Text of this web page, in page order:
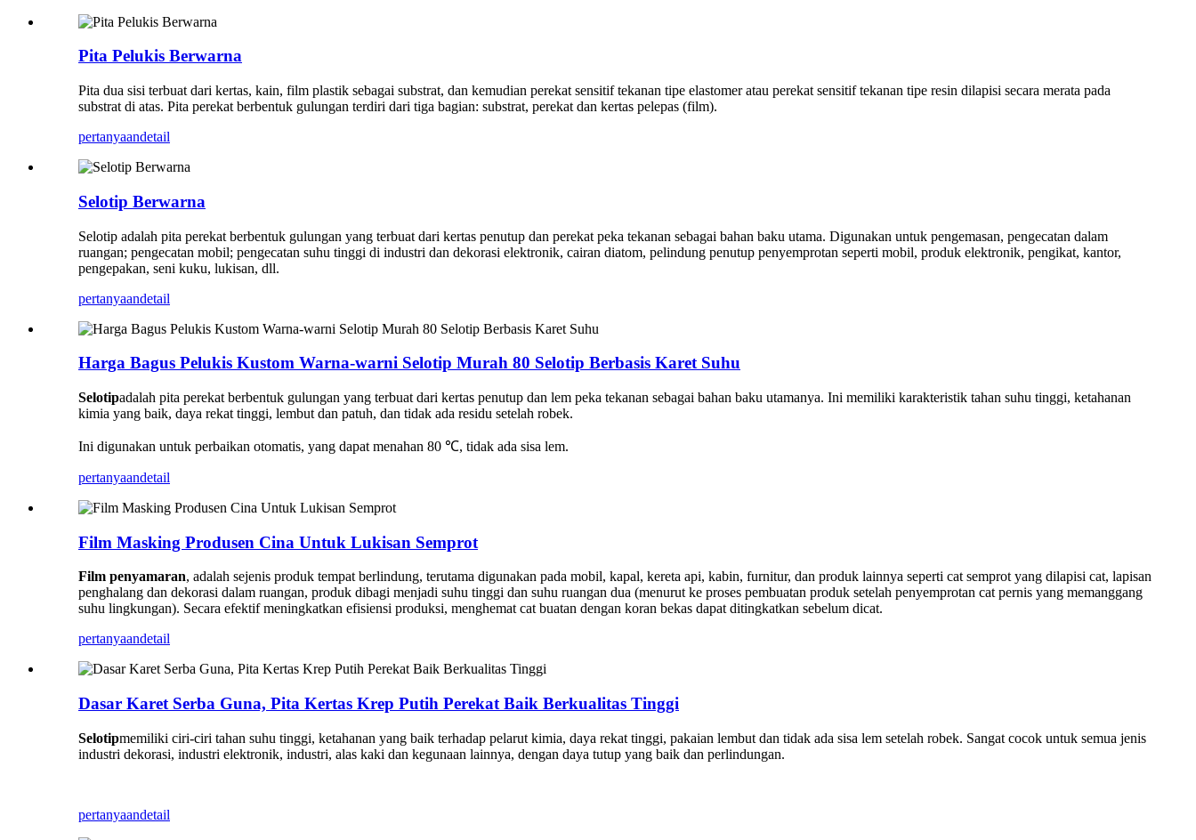
Pita Pelukis Berwarna
Pita dua sisi terbuat dari kertas, kain, film plastik sebagai substrat, dan kemudian perekat sensitif tekanan tipe elastomer atau perekat sensitif tekanan tipe resin dilapisi secara merata pada
substrat di atas. Pita perekat berbentuk gulungan terdiri dari tiga bagian: substrat, perekat dan kertas pelepas (film).
pertanyaandetail
Selotip Berwarna
Selotip adalah pita perekat berbentuk gulungan yang terbuat dari kertas penutup dan perekat peka tekanan sebagai bahan baku utama. Digunakan untuk pengemasan, pengecatan dalam
ruangan; pengecatan mobil; pengecatan suhu tinggi di industri dan dekorasi elektronik, cairan diatom, pelindung penutup penyemprotan seperti mobil, produk elektronik, pengikat, kantor,
pengepakan, seni kuku, lukisan, dll.
pertanyaandetail
Harga Bagus Pelukis Kustom Warna-warni Selotip Murah 80 Selotip Berbasis Karet Suhu
Selotipadalah pita perekat berbentuk gulungan yang terbuat dari kertas penutup dan lem peka tekanan sebagai bahan baku utamanya. Ini memiliki karakteristik tahan suhu tinggi, ketahanan
kimia yang baik, daya rekat tinggi, lembut dan patuh, dan tidak ada residu setelah robek.
Ini digunakan untuk perbaikan otomatis, yang dapat menahan 80 ℃, tidak ada sisa lem.
pertanyaandetail
Film Masking Produsen Cina Untuk Lukisan Semprot
Film penyamaran, adalah sejenis produk tempat berlindung, terutama digunakan pada mobil, kapal, kereta api, kabin, furnitur, dan produk lainnya seperti cat semprot yang dilapisi cat, lapisan
penghalang dan dekorasi dalam ruangan, produk dibagi menjadi suhu tinggi dan suhu ruangan dua (menurut ke proses pembuatan produk setelah penyemprotan cat pernis yang memanggang
suhu lingkungan). Secara efektif meningkatkan efisiensi produksi, menghemat cat buatan dengan koran bekas dapat ditingkatkan sebelum dicat.
pertanyaandetail
Dasar Karet Serba Guna, Pita Kertas Krep Putih Perekat Baik Berkualitas Tinggi
Selotipmemiliki ciri-ciri tahan suhu tinggi, ketahanan yang baik terhadap pelarut kimia, daya rekat tinggi, pakaian lembut dan tidak ada sisa lem setelah robek. Sangat cocok untuk semua jenis
industri dekorasi, industri elektronik, industri, alas kaki dan kegunaan lainnya, dengan daya tutup yang baik dan perlindungan.
pertanyaandetail